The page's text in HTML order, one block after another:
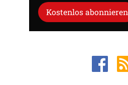
Kostenlos abonnieren